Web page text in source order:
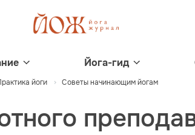
Йога-гид
йоги Советы начинающим йогам